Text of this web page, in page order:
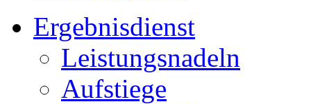
Ergebnisdienst
Leistungsnadeln
Aufstiege